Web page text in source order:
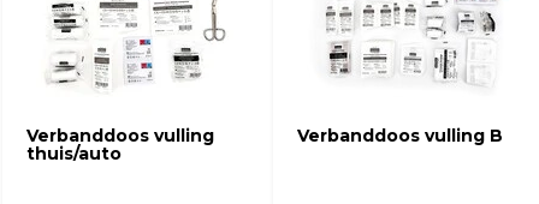
Verbanddoos vulling
thuis/auto
Verbanddoos vulling B